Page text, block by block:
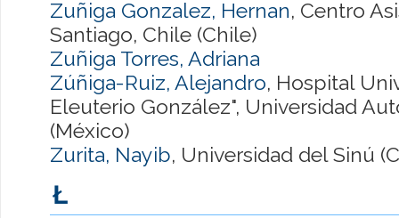
Zuñiga Gonzalez, Hernan, Centro
Santiago, Chile (Chile)
Zuñiga Torres, Adriana
Zúñiga-Ruiz, Alejandro, Hospital
Eleuterio González", Universidad
(México)
Zurita, Nayib, Universidad del Sinú
Ł